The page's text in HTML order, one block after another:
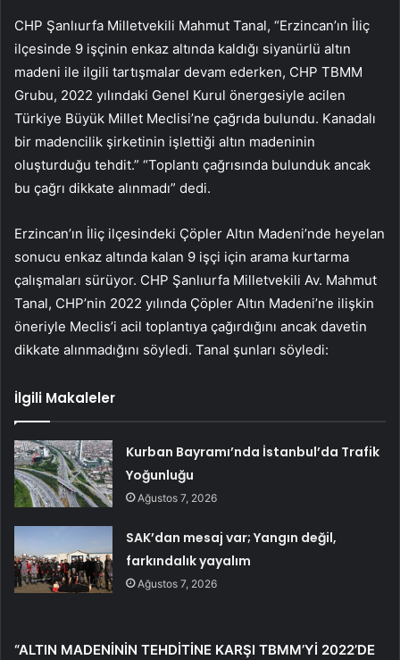
CHP Şanlıurfa Milletvekili Mahmut Tanal, “Erzincan’ın İliç
ilçesinde 9 işçinin enkaz altında kaldığı siyanürlü altın
madeni ile ilgili tartışmalar devam ederken, CHP TBMM
Grubu, 2022 yılındaki Genel Kurul önergesiyle acilen
Türkiye Büyük Millet Meclisi’ne çağrıda bulundu. Kanadalı
bir madencilik şirketinin işlettiği altın madeninin
oluşturduğu tehdit.” “Toplantı çağrısında bulunduk ancak
bu çağrı dikkate alınmadı” dedi.
Erzincan’ın İliç ilçesindeki Çöpler Altın Madeni’nde heyelan
sonucu enkaz altında kalan 9 işçi için arama kurtarma
çalışmaları sürüyor. CHP Şanlıurfa Milletvekili Av. Mahmut
Tanal, CHP’nin 2022 yılında Çöpler Altın Madeni’ne ilişkin
öneriyle Meclis’i acil toplantıya çağırdığını ancak davetin
dikkate alınmadığını söyledi. Tanal şunları söyledi:
İlgili Makaleler
Kurban Bayramı’nda İstanbul’da Trafik
Yoğunluğu
Ağustos 7, 2026
SAK’dan mesaj var; Yangın değil,
farkındalık yayalım
Ağustos 7, 2026
“ALTIN ​​MADENİNİN TEHDİTİNE KARŞI TBMM’Yİ 2022’DE